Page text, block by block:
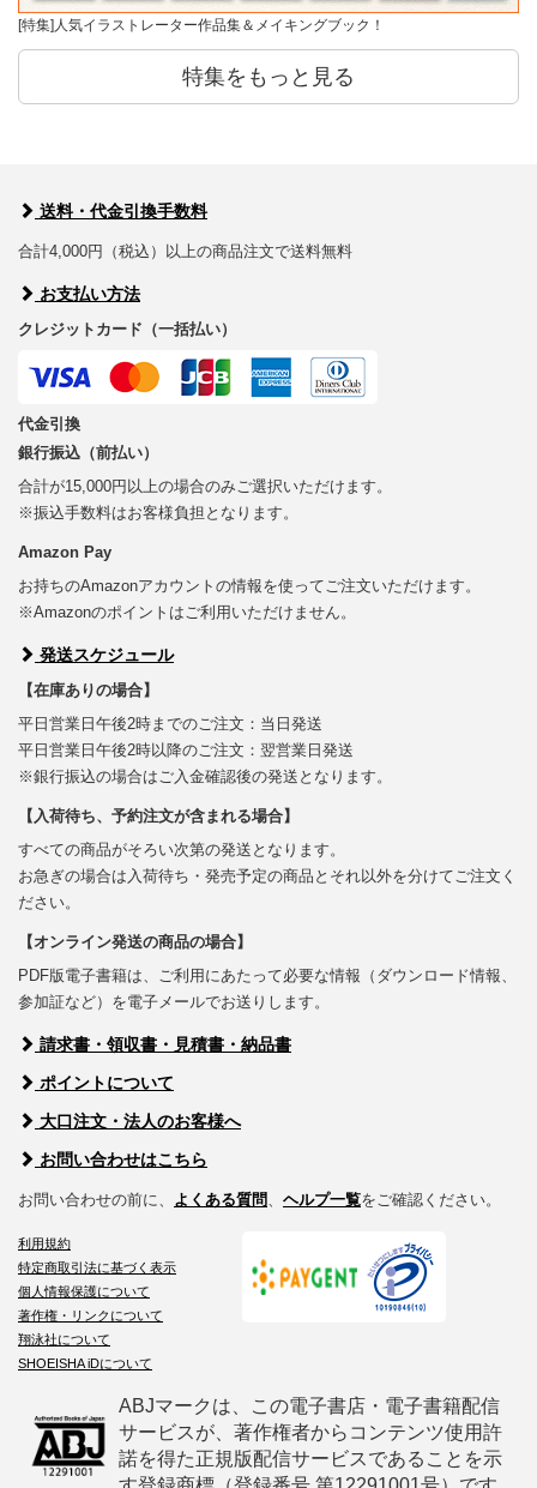
[特集]人気イラストレーター作品集＆メイキングブック！
特集をもっと見る
送料・代金引換手数料
合計4,000円（税込）以上の商品注文で送料無料
お支払い方法
クレジットカード（一括払い）
代金引換
銀行振込（前払い）
合計が15,000円以上の場合のみご選択いただけます。
※振込手数料はお客様負担となります。
Amazon Pay
お持ちのAmazonアカウントの情報を使ってご注文いただけます。
※Amazonのポイントはご利用いただけません。
発送スケジュール
【在庫ありの場合】
平日営業日午後2時までのご注文：当日発送
平日営業日午後2時以降のご注文：翌営業日発送
※銀行振込の場合はご入金確認後の発送となります。
【入荷待ち、予約注文が含まれる場合】
すべての商品がそろい次第の発送となります。
お急ぎの場合は入荷待ち・発売予定の商品とそれ以外を分けてご注文く
ださい。
【オンライン発送の商品の場合】
PDF版電子書籍は、ご利用にあたって必要な情報（ダウンロード情報、
参加証など）を電子メールでお送りします。
請求書・領収書・見積書・納品書
ポイントについて
大口注文・法人のお客様へ
お問い合わせはこちら
お問い合わせの前に、 よくある質問、 ヘルプ一覧をご確認ください。
利用規約
特定商取引法に基づく表示
個人情報保護について
著作権・リンクについて
翔泳社について
SHOEISHA iDについて
ABJマークは、この電子書店・電子書籍配信
サービスが、著作権者からコンテンツ使用許
諾を得た正規版配信サービスであることを示